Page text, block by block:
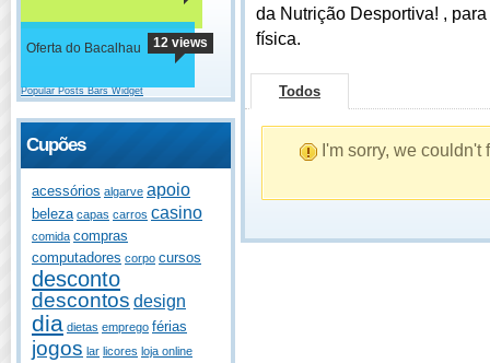
Oferta do Bacalhau 12 views
Popular Posts Bars Widget
Cupões
acessórios algarve apoio
beleza capas carros casino
comida compras
computadores corpo cursos
desconto
descontos design
dia dietas emprego férias
jogos lar licores loja online
da Nutrição Desportiva! ,
física.
Todos
I'm sorry, we couldn't